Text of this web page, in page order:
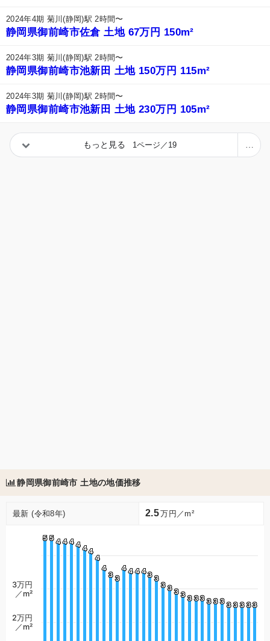
2024年4期 菊川(静岡)駅 2時間〜
静岡県御前崎市佐倉 土地 67万円 150m²
2024年3期 菊川(静岡)駅 2時間〜
静岡県御前崎市池新田 土地 150万円 115m²
2024年3期 菊川(静岡)駅 2時間〜
静岡県御前崎市池新田 土地 230万円 105m²
もっと見る 1ページ／19
静岡県御前崎市 土地の地価推移
最新 (令和8年) 2.5万円／m²
5
5 5
5 4
4 4
4 4
4 4
4 4
44
4
4
4
4
4
3
3 3
3
4
4 4
4 4
4 4
43
3 3
3
3
3 3
3 3
3 3
3 3
3 3
3 3
3 3
3 3
3 3
3 3
3 3
3 3
3 3
3 3
3
2万円
／m²
3万円
／m²